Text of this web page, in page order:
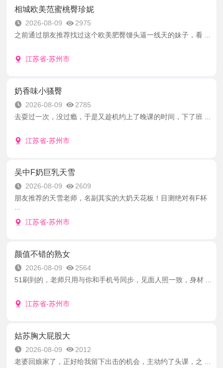
相城欧美范蜜桃臀珍妮
2026-08-09
2975
之前通过朋友推荐找过这个欧美肥臀馒头逼一线天的妹子，看 ...
江苏省-苏州市
奶香味小骚臀
2026-08-09
2785
去耍过一次，没过瘾，于是又趁机约上了晚课的时间，下了班 ...
江苏省-苏州市
吴中F奶巨乳天雪
2026-08-09
2609
朋友推荐的天雪老师，名副其实的大奶天花板！目测绝对有F杯
...
江苏省-苏州市
颜值不错的熟女
2026-08-09
2564
51刷到的，老师只用与你和手机号同步，见面人照一致，身材 ...
江苏省-苏州市
姑苏胸大屁股大
2026-08-09
2012
老婆回娘家了，正好给我留下出击的机会，主动约了头课，之 ...